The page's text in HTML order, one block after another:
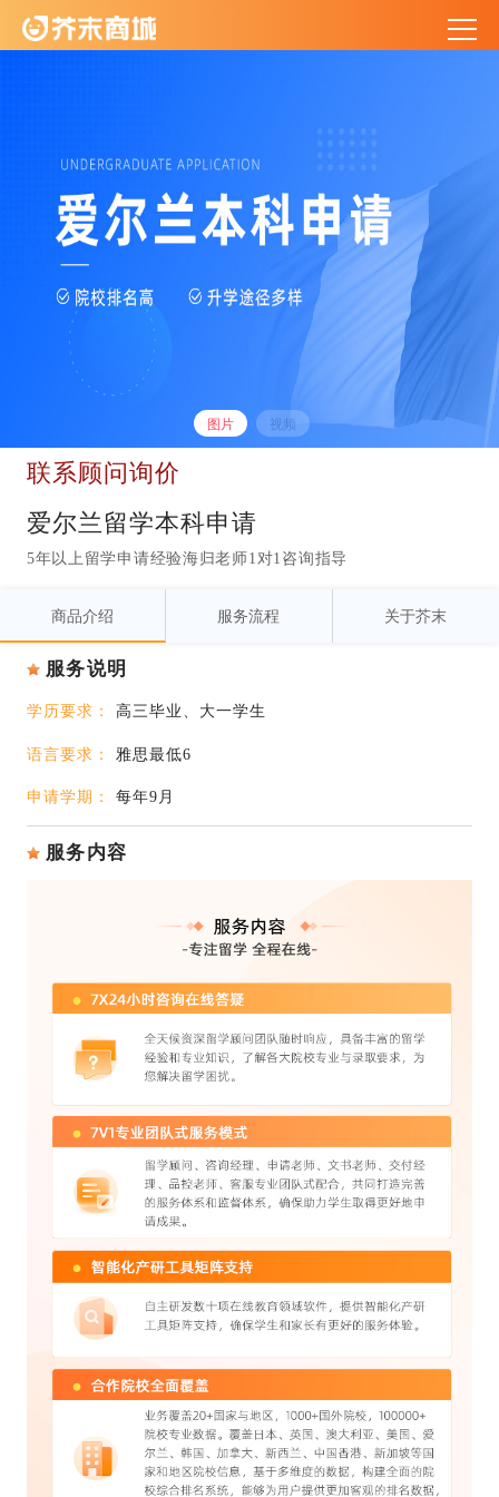
图片 视频
联系顾问询价
爱尔兰留学本科申请
5年以上留学申请经验海归老师1对1咨询指导
商品介绍 服务流程 关于芥末
服务说明
学历要求： 高三毕业、大一学生
语言要求： 雅思最低6
申请学期： 每年9月
服务内容